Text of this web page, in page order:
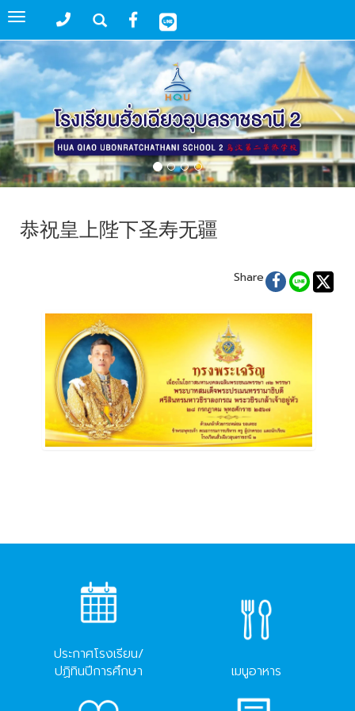
Toggle
navigation
恭祝皇上陛下圣寿无疆
Share
ประกาศโรงเรียน/
ปฏิทินปีการศึกษา
เมนูอาหาร